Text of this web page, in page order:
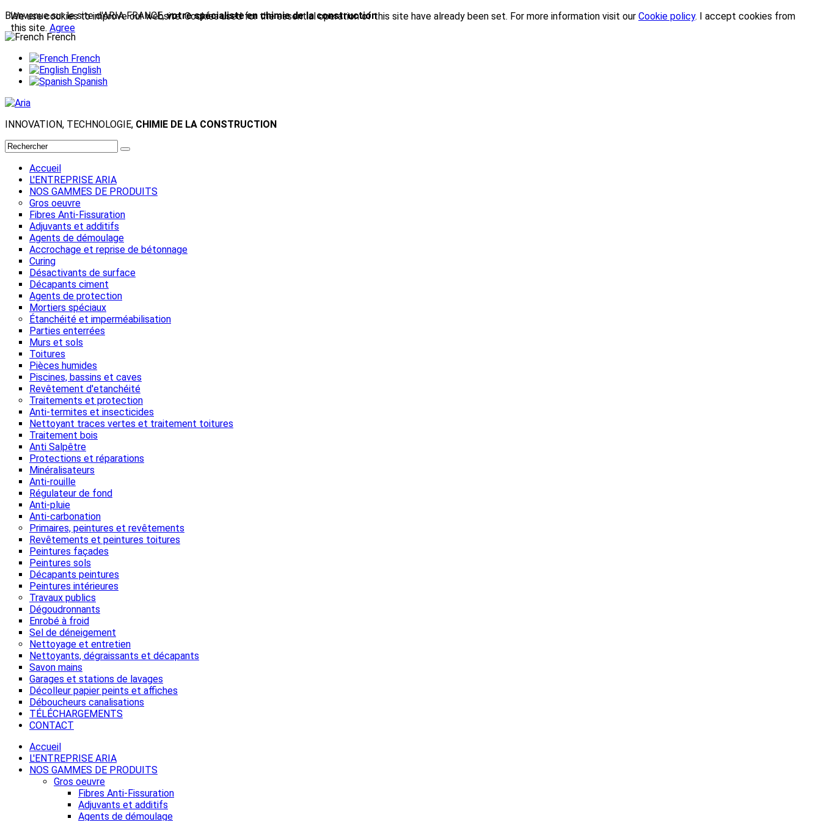
Bienvenue sur le site d'ARIA FRANCE,votre spécialiste en chimie de la construction
French
French
English
Spanish
INNOVATION, TECHNOLOGIE, CHIMIE DE LA CONSTRUCTION
Accueil
L'ENTREPRISE ARIA
NOS GAMMES DE PRODUITS
Gros oeuvre
Fibres Anti-Fissuration
Adjuvants et additifs
Agents de démoulage
Accrochage et reprise de bétonnage
Curing
Désactivants de surface
Décapants ciment
Agents de protection
Mortiers spéciaux
Étanchéité et imperméabilisation
Parties enterrées
Murs et sols
Toitures
Pièces humides
Piscines, bassins et caves
Revêtement d'etanchéité
Traitements et protection
Anti-termites et insecticides
Nettoyant traces vertes et traitement toitures
Traitement bois
Anti Salpêtre
Protections et réparations
Minéralisateurs
Anti-rouille
Régulateur de fond
Anti-pluie
Anti-carbonation
Primaires, peintures et revêtements
Revêtements et peintures toitures
Peintures façades
Peintures sols
Décapants peintures
Peintures intérieures
Travaux publics
Dégoudronnants
Enrobé à froid
Sel de déneigement
Nettoyage et entretien
Nettoyants, dégraissants et décapants
Savon mains
Garages et stations de lavages
Décolleur papier peints et affiches
Déboucheurs canalisations
TÉLÉCHARGEMENTS
CONTACT
Accueil
L'ENTREPRISE ARIA
NOS GAMMES DE PRODUITS
Gros oeuvre
Fibres Anti-Fissuration
Adjuvants et additifs
Agents de démoulage
We use cookies to improve our website. Cookies used for the essential operation of this site have already been set. For more information visit our Cookie policy. I accept cookies from
this site. Agree